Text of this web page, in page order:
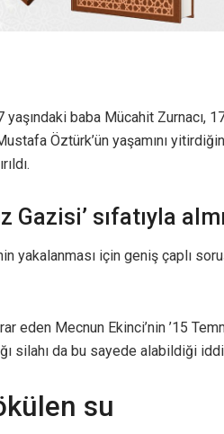
baba Mücahit Zurnacı,
Öztürk’ün yaşamını
Gazisi’ sıfatıyla
yakalanması için geniş çaplı
eden Mecnun Ekinci’nin ’15
silahı da bu sayede alabildiği
su